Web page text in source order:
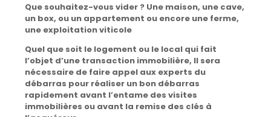
Que souhaitez-vous vider ? Une maison, une cave,
un box, ou un appartement ou encore une ferme,
une exploitation viticole
Quel que soit le logement ou le local qui fait
l’objet d’une transaction immobilière, Il sera
nécessaire de faire appel aux experts du
débarras pour réaliser un bon débarras
rapidement avant l’entame des visites
immobilières ou avant la remise des clés à